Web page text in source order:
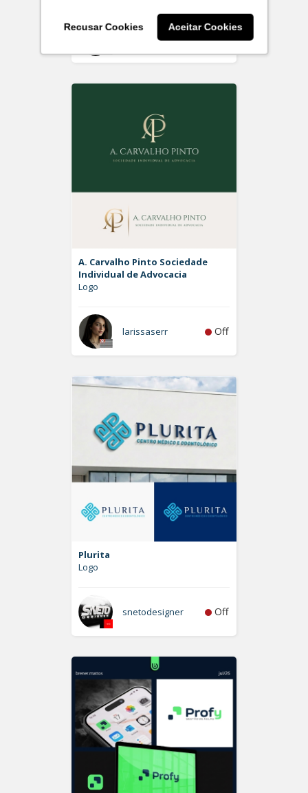
Recusar Cookies Aceitar Cookies
Rdesign SM Off
A. Carvalho Pinto Sociedade
Individual de Advocacia
Logo
larissaserr Off
Plurita
Logo
snetodesigner Off